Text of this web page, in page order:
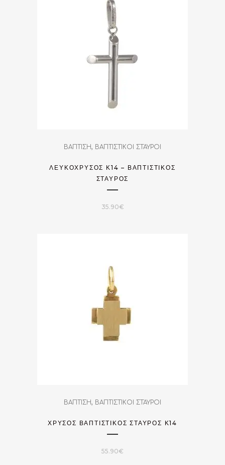
ΒΑΠΤΙΣΗ, ΒΑΠΤΙΣΤΙΚΟΙ ΣΤΑΥΡΟΙ
ΛΕΥΚΌΧΡΥΣΟΣ Κ14 – ΒΑΠΤΙΣΤΙΚΌΣ
ΣΤΑΎΡΟΣ
35.90€
ΒΑΠΤΙΣΗ, ΒΑΠΤΙΣΤΙΚΟΙ ΣΤΑΥΡΟΙ
ΧΡΥΣΌΣ ΒΑΠΤΙΣΤΙΚΌΣ ΣΤΑΎΡΟΣ Κ14
55.90€